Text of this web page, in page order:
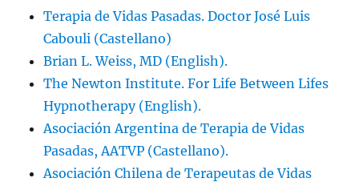
Terapia de Vidas Pasadas. Doctor José Luis
Cabouli (Castellano)
Brian L. Weiss, MD (English).
The Newton Institute. For Life Between Lifes
Hypnotherapy (English).
Asociación Argentina de Terapia de Vidas
Pasadas, AATVP (Castellano).
Asociación Chilena de Terapeutas de Vidas